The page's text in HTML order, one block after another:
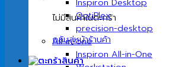
ไม่มีสินค้าในตะกร้า
กลับสู่หน้าร้านค้า
OptiPlex
precision-desktop
All-in-one
Inspiron All-in-One